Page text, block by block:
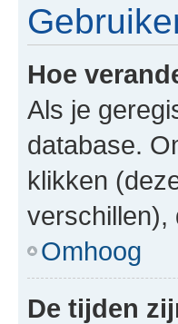
Hoe
Als je
database.
klikken
verschillen),
Omhoog
De tijden